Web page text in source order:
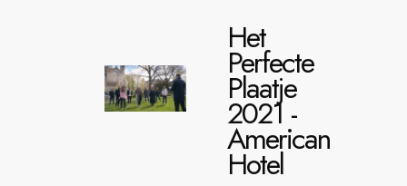
Het
Perfecte
Plaatje
2021 -
American
Hotel